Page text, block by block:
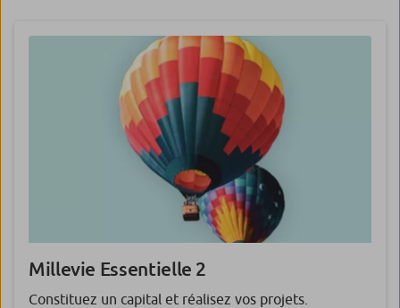
Millevie Essentielle 2
Constituez un capital et réalisez vos projets.